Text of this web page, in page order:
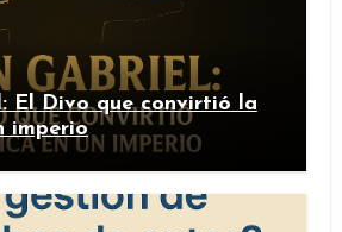
El Divo que convirtió la
imperio